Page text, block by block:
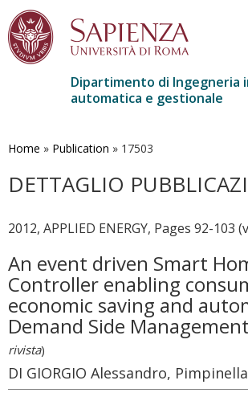
contenuto
Dipartimento di Ingegneria
automatica e gestionale
Home » Publication » 17503
DETTAGLIO
2012, APPLIED ENERGY, Pages 92-103
An event driven Smart
Controller enabling
economic saving and
Demand Side Management
rivista)
DI GIORGIO Alessandro,